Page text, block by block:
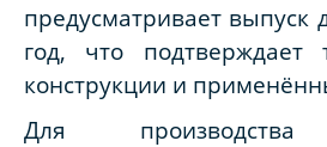
предусматривает выпуск
год, что подтверждает
конструкции и
Для производства